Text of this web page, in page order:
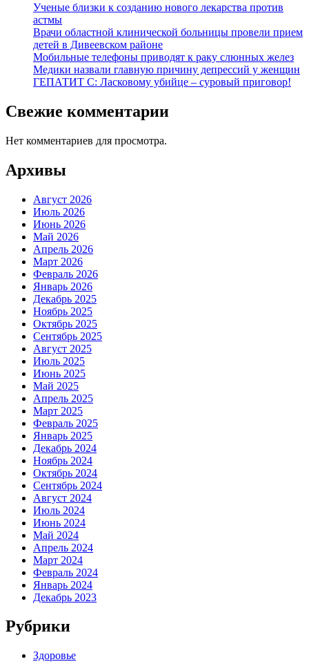
Ученые близки к созданию нового лекарства против
астмы
Врачи областной клинической больницы провели прием
детей в Дивеевском районе
Мобильные телефоны приводят к раку слюнных желез
Медики назвали главную причину депрессий у женщин
ГЕПАТИТ С: Ласковому убийце – суровый приговор!
Свежие комментарии
Нет комментариев для просмотра.
Архивы
Август 2026
Июль 2026
Июнь 2026
Май 2026
Апрель 2026
Март 2026
Февраль 2026
Январь 2026
Декабрь 2025
Ноябрь 2025
Октябрь 2025
Сентябрь 2025
Август 2025
Июль 2025
Июнь 2025
Май 2025
Апрель 2025
Март 2025
Февраль 2025
Январь 2025
Декабрь 2024
Ноябрь 2024
Октябрь 2024
Сентябрь 2024
Август 2024
Июль 2024
Июнь 2024
Май 2024
Апрель 2024
Март 2024
Февраль 2024
Январь 2024
Декабрь 2023
Рубрики
Здоровье